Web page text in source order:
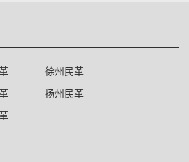
徐州民革
扬州民革